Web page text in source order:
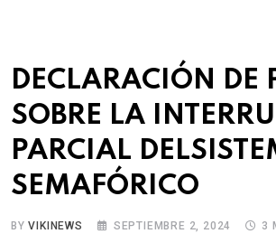
DECLARACIÓN DE
SOBRE LA
PARCIAL
SEMAFÓRICO
BYVIKINEWS SEPTIEMBRE 2, 2024
3